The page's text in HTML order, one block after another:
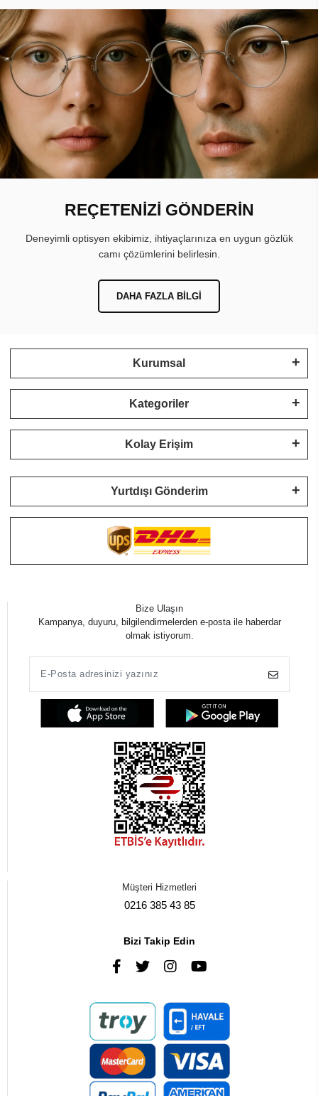
REÇETENİZİ GÖNDERİN
Deneyimli optisyen ekibimiz, ihtiyaçlarınıza en uygun gözlük
camı çözümlerini belirlesin.
DAHA FAZLA BILGI
Kurumsal
Kategoriler
Kolay Erişim
Yurtdışı Gönderim
Bize Ulaşın
Kampanya, duyuru, bilgilendirmelerden e-posta ile haberdar
olmak istiyorum.
Müşteri Hizmetleri
0216 385 43 85
Bizi Takip Edin